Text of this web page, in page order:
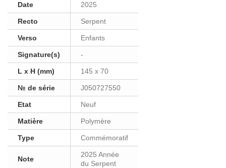
Date 2025
Recto Serpent
Verso Enfants
Signature(s) -
L x H (mm) 145 x 70
№ de série J050727550
Etat Neuf
Matière Polymère
Type Commémoratif
Note
2025 Année
du Serpent